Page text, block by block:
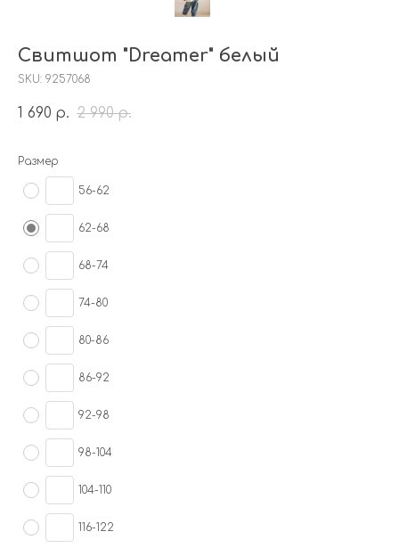
Свитшот "Dreamer" белый
SKU: 9257068
1 690 р. 2 990 р.
Размер
56-62
62-68
68-74
74-80
80-86
86-92
92-98
98-104
104-110
116-122